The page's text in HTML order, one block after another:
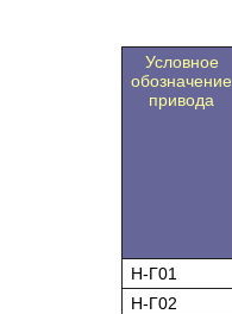
Условное
обозначение
привода
Н-Г01
Н-Г02